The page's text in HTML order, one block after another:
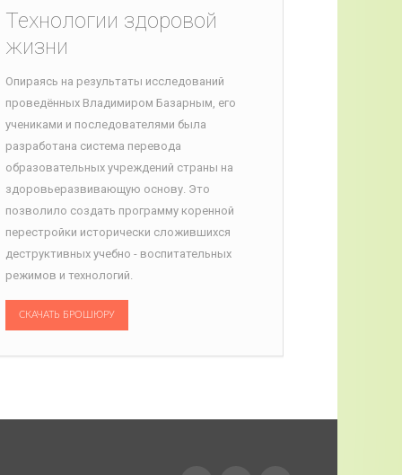
Технологии здоровой
жизни
Опираясь на результаты исследований
проведённых Владимиром Базарным, его
учениками и последователями была
разработана система перевода
образовательных учреждений страны на
здоровьеразвивающую основу. Это
позволило создать программу коренной
перестройки исторически сложившихся
деструктивных учебно - воспитательных
режимов и технологий.
СКАЧАТЬ БРОШЮРУ